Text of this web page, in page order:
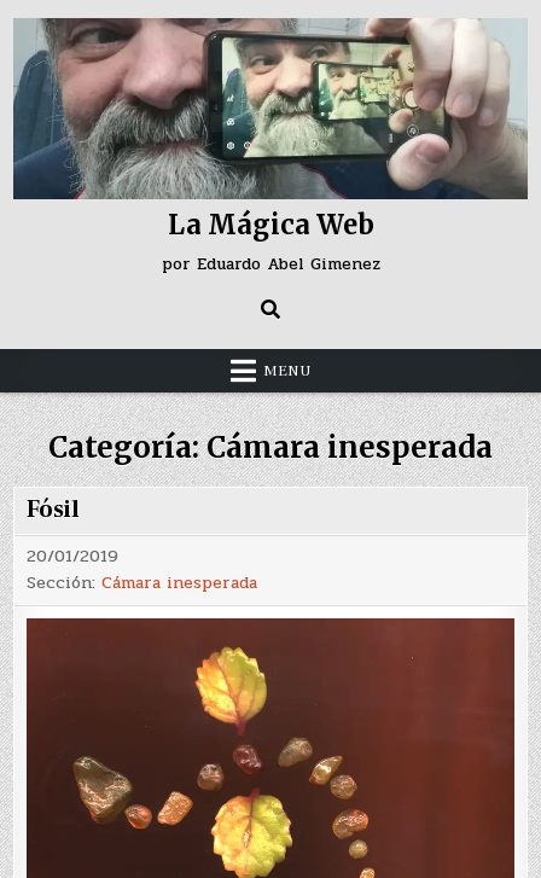
Skip
content
La Mágica Web
por Eduardo Abel Gimenez
MENU
Categoría:Cámara inesperada
Fósil
20/01/2019
Sección:Cámara inesperada